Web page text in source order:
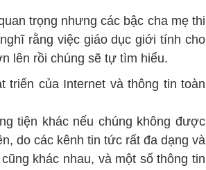
trọng nhưng các bậc cha mẹ thi
rằng việc giáo dục giới tính cho
lên rồi chúng sẽ tự tìm hiểu.
của Internet và thông tin toàn
tiện khác nếu chúng không được
do các kênh tin tức rất đa dạng và
khác nhau, và một số thông tin